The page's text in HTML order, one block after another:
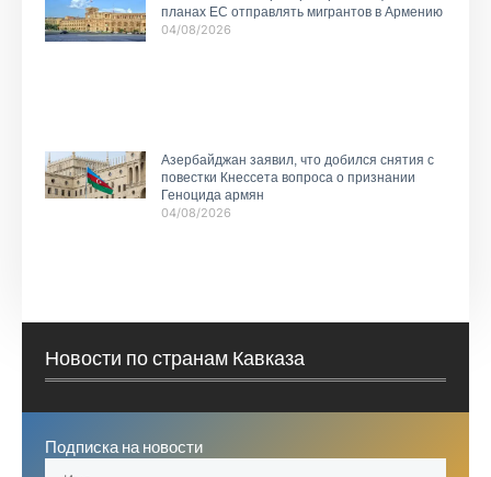
планах ЕС отправлять мигрантов в Армению
04/08/2026
Азербайджан заявил, что добился снятия с
повестки Кнессета вопроса о признании
Геноцида армян
04/08/2026
Новости по странам Кавказа
Подписка на новости